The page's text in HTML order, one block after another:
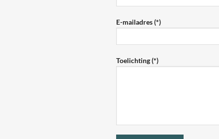
E-mailadres (*)
Toelichting (*)